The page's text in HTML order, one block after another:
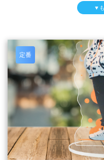
ビジプリでは爆発的人気
スタ）をはじめ、アクリ
グッズ全てが1個から制
お客様が撮影したお写真
ッズとして制作できます
はもちろん、ペットや人
ナルのアクリル商品を制
▼
定番